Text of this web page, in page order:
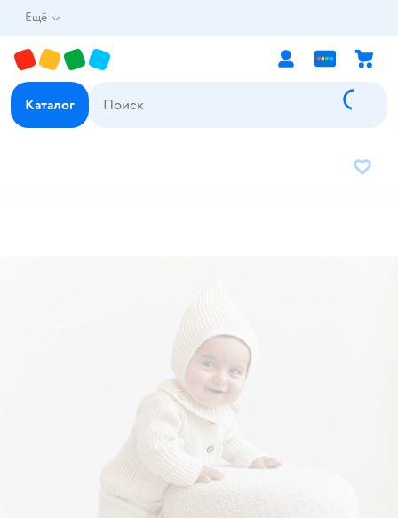
Ещё
Каталог
В